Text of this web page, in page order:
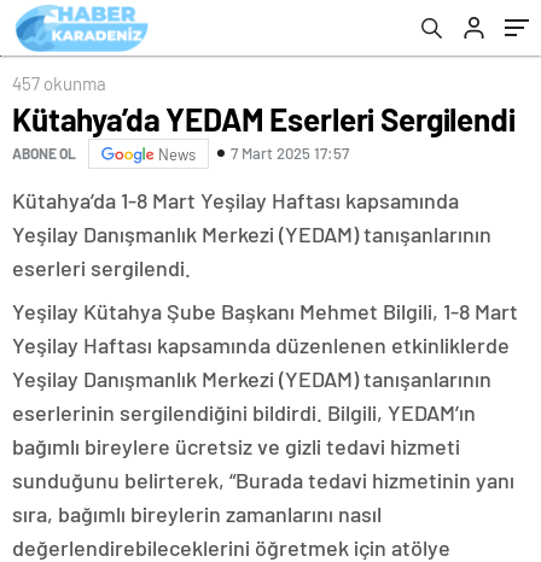
457 okunma
Kütahya’da YEDAM Eserleri Sergilendi
ABONE OL News 7 Mart 2025 17:57
Kütahya’da 1-8 Mart Yeşilay Haftası kapsamında
Yeşilay Danışmanlık Merkezi (YEDAM) tanışanlarının
eserleri sergilendi.
Yeşilay Kütahya Şube Başkanı Mehmet Bilgili, 1-8 Mart
Yeşilay Haftası kapsamında düzenlenen etkinliklerde
Yeşilay Danışmanlık Merkezi (YEDAM) tanışanlarının
eserlerinin sergilendiğini bildirdi. Bilgili, YEDAM’ın
bağımlı bireylere ücretsiz ve gizli tedavi hizmeti
sunduğunu belirterek, “Burada tedavi hizmetinin yanı
sıra, bağımlı bireylerin zamanlarını nasıl
değerlendirebileceklerini öğretmek için atölye